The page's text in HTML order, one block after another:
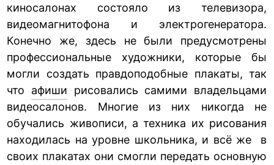
киносалонах состояло из телевизора,
видеомагнитофона и электрогенератора.
Конечно же, здесь не были предусмотрены
профессиональные художники, которые бы
могли создать правдоподобные плакаты, так
что афиши рисовались самими владельцами
видеосалонов. Многие из них никогда не
обучались живописи, а техника их рисования
находилась на уровне школьника, и всё же в
своих плакатах они смогли передать основную